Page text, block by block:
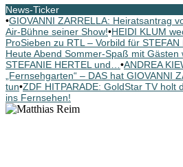
News-Ticker
•GIOVANNI ZARRELLA: Heiratsantrag
Air-Bühne seiner Show!•HEIDI KLUM
ProSieben zu RTL – Vorbild für STEFAN
Heute Abend Sommer-Spaß mit Gästen
STEFANIE HERTEL und… •ANDREA
„Fernsehgarten“ – DAS hat GIOVANNI
tun•ZDF HITPARADE: GoldStar TV holt
ins Fernsehen!